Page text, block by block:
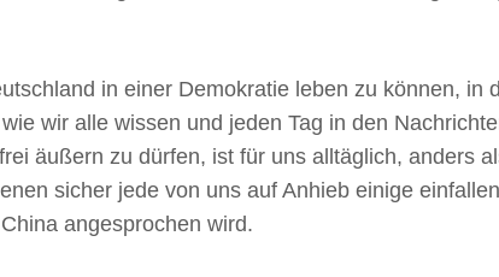
in einer Demokratie leben zu können,
wir alle wissen und jeden Tag in den
äußern zu dürfen, ist für uns alltäglich, anders
sicher jede von uns auf Anhieb einige
angesprochen wird.